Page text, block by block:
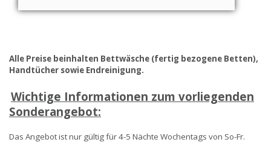
Alle Preise beinhalten Bettwäsche (fertig bezogene Betten),
Handtücher sowie Endreinigung.
Wichtige Informationen zum vorliegenden
Sonderangebot:
Das Angebot ist nur gültig für 4-5 Nächte Wochentags von So-Fr.